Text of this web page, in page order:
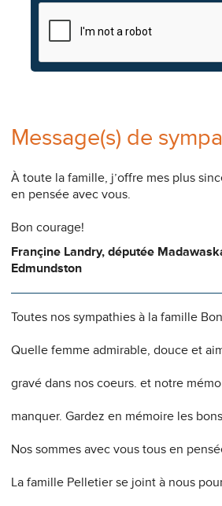
Message(s) de
À toute la famille, j’offre mes plus
en pensée avec vous.
Bon courage!
Françine Landry, députée
Edmundston
Toutes nos sympathies à la famille
Quelle femme admirable, douce et
gravé dans nos coeurs. et notre
manquer. Gardez en mémoire les
Nos sommes avec vous tous en
La famille Pelletier se joint à nous